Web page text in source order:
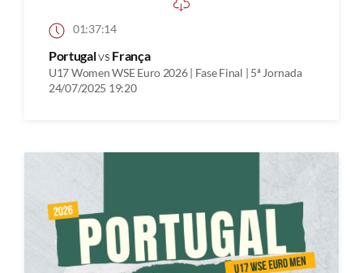
01:37:14
Portugalvs França
U17 Women WSE Euro 2026 | Fase Final | 5ª Jornada
24/07/2025 19:20